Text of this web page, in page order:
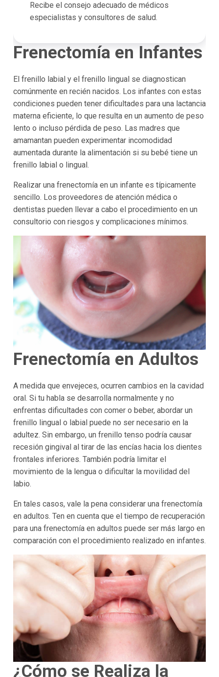
Recibe el consejo adecuado de médicos
especialistas y consultores de salud.
Frenectomía en Infantes
El frenillo labial y el frenillo lingual se diagnostican
comúnmente en recién nacidos. Los infantes con estas
condiciones pueden tener dificultades para una lactancia
materna eficiente, lo que resulta en un aumento de peso
lento o incluso pérdida de peso. Las madres que
amamantan pueden experimentar incomodidad
aumentada durante la alimentación si su bebé tiene un
frenillo labial o lingual.
Realizar una frenectomía en un infante es típicamente
sencillo. Los proveedores de atención médica o
dentistas pueden llevar a cabo el procedimiento en un
consultorio con riesgos y complicaciones mínimos.
Frenectomía en Adultos
A medida que envejeces, ocurren cambios en la cavidad
oral. Si tu habla se desarrolla normalmente y no
enfrentas dificultades con comer o beber, abordar un
frenillo lingual o labial puede no ser necesario en la
adultez. Sin embargo, un frenillo tenso podría causar
recesión gingival al tirar de las encías hacia los dientes
frontales inferiores. También podría limitar el
movimiento de la lengua o dificultar la movilidad del
labio.
En tales casos, vale la pena considerar una frenectomía
en adultos. Ten en cuenta que el tiempo de recuperación
para una frenectomía en adultos puede ser más largo en
comparación con el procedimiento realizado en infantes.
¿Cómo se Realiza la